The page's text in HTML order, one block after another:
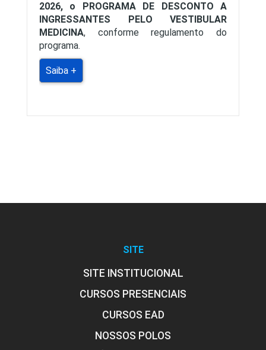
2026, o PROGRAMA DE DESCONTO A
INGRESSANTES PELO VESTIBULAR
MEDICINA, conforme regulamento do
programa.
Saiba +
SITE
SITE INSTITUCIONAL
CURSOS PRESENCIAIS
CURSOS EAD
NOSSOS POLOS